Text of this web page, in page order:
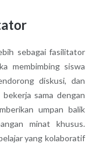
sebagai fasilitator
membimbing siswa
diskusi, dan
sama dengan
umpan balik
minat khusus.
yang kolaboratif